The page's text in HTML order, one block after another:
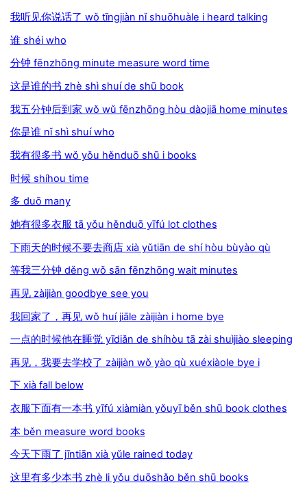
我听见你说话了 wǒ tīngjiàn nǐ shuōhuàle i heard talking
谁 shéi who
分钟 fēnzhōng minute measure word time
这是谁的书 zhè shì shuí de shū book
我五分钟后到家 wǒ wǔ fēnzhōng hòu dàojiā home minutes
你是谁 nǐ shì shuí who
我有很多书 wǒ yǒu hěnduō shū i books
时候 shíhou time
多 duō many
她有很多衣服 tā yǒu hěnduō yīfú lot clothes
下雨天的时候不要去商店 xià yǔtiān de shí hòu bùyào qù
等我三分钟 děng wǒ sān fēnzhōng wait minutes
再见 zàijiàn goodbye see you
我回家了，再见 wǒ huí jiāle zàijiàn i home bye
一点的时候他在睡觉 yīdiǎn de shíhòu tā zài shuìjiào sleeping
再见，我要去学校了 zàijiàn wǒ yào qù xuéxiàole bye i
下 xià fall below
衣服下面有一本书 yīfú xiàmiàn yǒuyī běn shū book clothes
本 běn measure word books
今天下雨了 jīntiān xià yǔle rained today
这里有多少本书 zhè li yǒu duōshǎo běn shū books